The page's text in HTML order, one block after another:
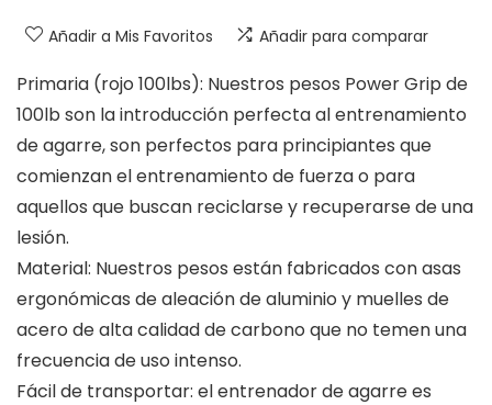
Añadir a Mis Favoritos Añadir para comparar
Primaria (rojo 100lbs): Nuestros pesos Power Grip de
100lb son la introducción perfecta al entrenamiento
de agarre, son perfectos para principiantes que
comienzan el entrenamiento de fuerza o para
aquellos que buscan reciclarse y recuperarse de una
lesión.
Material: Nuestros pesos están fabricados con asas
ergonómicas de aleación de aluminio y muelles de
acero de alta calidad de carbono que no temen una
frecuencia de uso intenso.
Fácil de transportar: el entrenador de agarre es